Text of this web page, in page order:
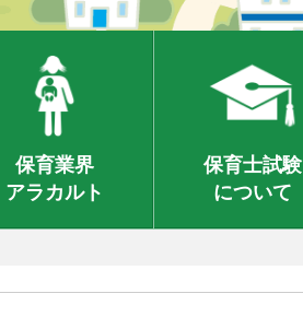
保育業界
アラカルト
保育士試験
について